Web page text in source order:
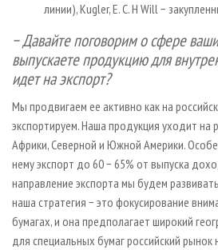
линии), Kugler, E. C. H Will −
− Давайте поговорим о сфере
выпускаете продукцию для
идет на экспорт?
Мы продвигаем ее активно как на
экспортируем. Наша продукция уходит на
Африки, Северной и Южной Америки.
нему экспорт до 60 − 65% от выпуска
направление экспорта мы будем
наша стратегия − это фокусирование
бумагах, и она предполагает широкий
для специальных бумаг российский рынок